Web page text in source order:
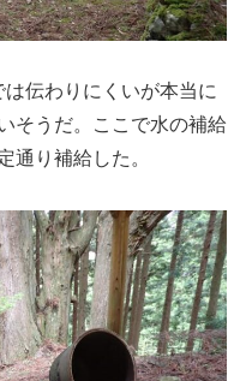
伝わりにくいが本当に
そうだ。ここで水の補給
通り補給した。